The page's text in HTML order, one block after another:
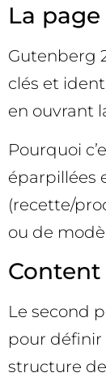
La
Gutenberg
clés et
en ouvrant
Pourquoi
éparpillées
(recette/
ou de
Content
Le second
pour définir
structure